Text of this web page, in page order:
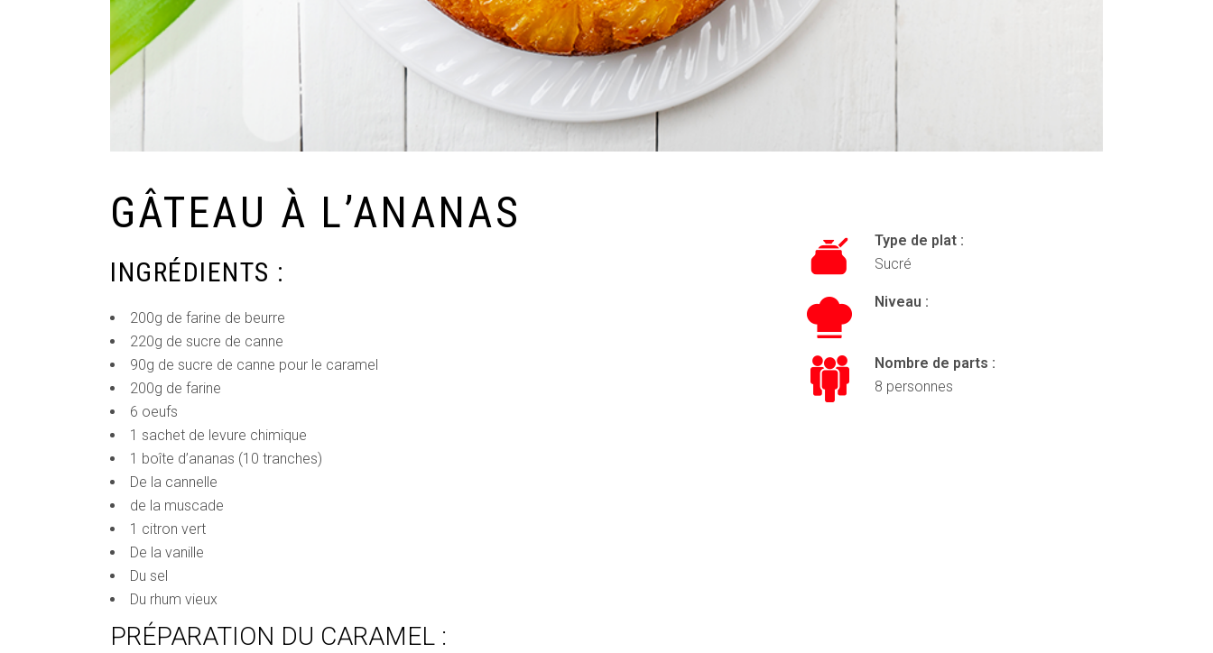
GÂTEAU À L’ANANAS
INGRÉDIENTS :
200g de farine de beurre
220g de sucre de canne
90g de sucre de canne pour le caramel
200g de farine
6 oeufs
1 sachet de levure chimique
1 boîte d’ananas (10 tranches)
De la cannelle
de la muscade
1 citron vert
De la vanille
Du sel
Du rhum vieux
PRÉPARATION DU CARAMEL :
Type de plat :
Sucré
Niveau :
Nombre de parts :
8 personnes